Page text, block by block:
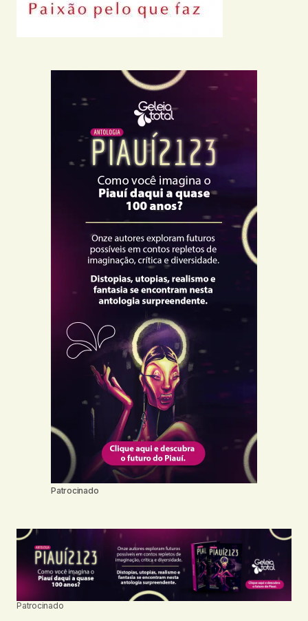
Patrocinado
Patrocinado